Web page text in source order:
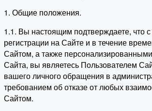
1. Общие положения.
1.1. Вы настоящим подтверждаете, что
регистрации на Сайте и в течение
Сайтом, а также
Сайта, вы являетесь Пользователем
вашего личного обращения в
требованием об отказе от любых
Сайтом.